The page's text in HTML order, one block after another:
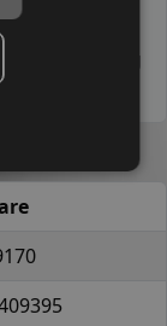
care parcurg